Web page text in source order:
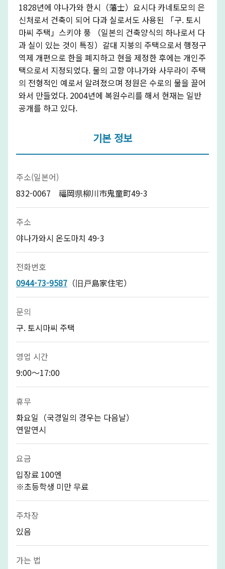
1828년에 야나가와 한시（藩士）요시다 카네토모의 은
신처로서 건축이 되어 다과 실로서도 사용된 「구. 토시
마씨 주택」스키야 풍 （일본의 건축양식의 하나로서 다
과 실이 있는 것이 특징）갈대 지붕의 주택으로서 행정구
역제 개편으로 한을 폐지하고 현을 제정한 후에는 개인주
택으로서 지정되었다. 물의 고향 야나가와 사무라이 주택
의 전형적인 예로서 알려졌으며 정원은 수로의 물을 끌어
와서 만들었다. 2004년에 복원수리를 해서 현재는 일반
공개를 하고 있다.
기본 정보
주소(일본어)
832-0067 福岡県柳川市鬼童町49-3
주소
야나가와시 온도마치 49-3
전화번호
0944-73-9587 （旧戸島家住宅）
문의
구. 토시마씨 주택
영업 시간
9:00～17:00
휴무
화요일（국경일의 경우는 다음날）
연말연시
요금
입장료 100엔
※초등학생 미만 무료
주차장
있음
가는 법